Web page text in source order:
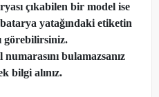
çıkabilen bir model ise
yatağındaki etiketin
görebilirsiniz.
bulamazsanız
bilgi alınız.